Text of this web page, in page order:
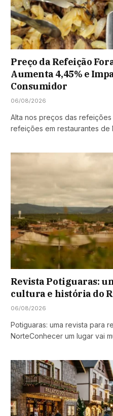
Preço da Refeição
Aumenta 4,45% e
Consumidor
06/08/2026
Alta nos preços das
refeições em restaurantes de
Revista Potiguaras:
cultura e história do
06/08/2026
Potiguaras: uma revista para
NorteConhecer um lugar vai